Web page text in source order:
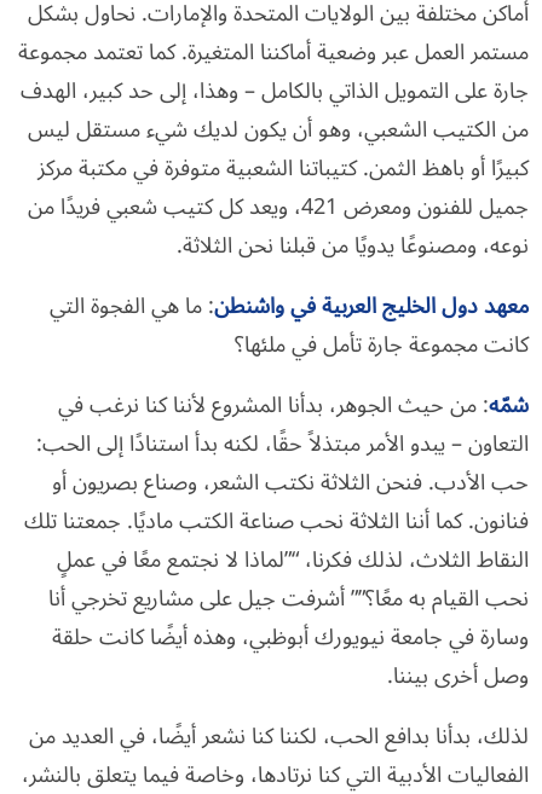
أماكن مختلفة بين الولايات المتحدة والإمارات. نحاول بشكل
مستمر العمل عبر وضعية أماكننا المتغيرة. كما تعتمد مجموعة
جارة على التمويل الذاتي بالكامل – وهذا، إلى حد كبير، الهدف
من الكتيب الشعبي، وهو أن يكون لديك شيء مستقل ليس
كبيرًا أو باهظ الثمن. كتيباتنا الشعبية متوفرة في مكتبة مركز
جميل للفنون ومعرض 421، ويعد كل كتيب شعبي فريدًا من
نوعه، ومصنوعًا يدويًا من قبلنا نحن الثلاثة.
معهد دول الخليج العربية في واشنطن: ما هي الفجوة التي
كانت مجموعة جارة تأمل في ملئها؟
شمّه: من حيث الجوهر، بدأنا المشروع لأننا كنا نرغب في
التعاون – يبدو الأمر مبتذلاً حقًا، لكنه بدأ استنادًا إلى الحب:
حب الأدب. فنحن الثلاثة نكتب الشعر، وصناع بصريون أو
فنانون. كما أننا الثلاثة نحب صناعة الكتب ماديًا. جمعتنا تلك
النقاط الثلاث، لذلك فكرنا، “”لماذا لا نجتمع معًا في عملٍ
نحب القيام به معًا؟”” أشرفت جيل على مشاريع تخرجي أنا
وسارة في جامعة نيويورك أبوظبي، وهذه أيضًا كانت حلقة
وصل أخرى بيننا.
لذلك، بدأنا بدافع الحب، لكننا كنا نشعر أيضًا، في العديد من
الفعاليات الأدبية التي كنا نرتادها، وخاصة فيما يتعلق بالنشر،